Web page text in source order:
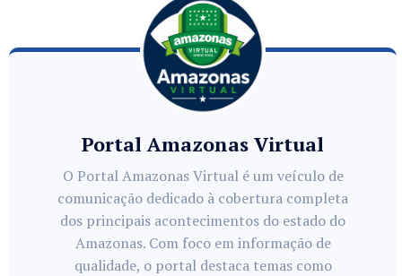
Portal Amazonas Virtual
O Portal Amazonas Virtual é um veículo de
comunicação dedicado à cobertura completa
dos principais acontecimentos do estado do
Amazonas. Com foco em informação de
qualidade, o portal destaca temas como